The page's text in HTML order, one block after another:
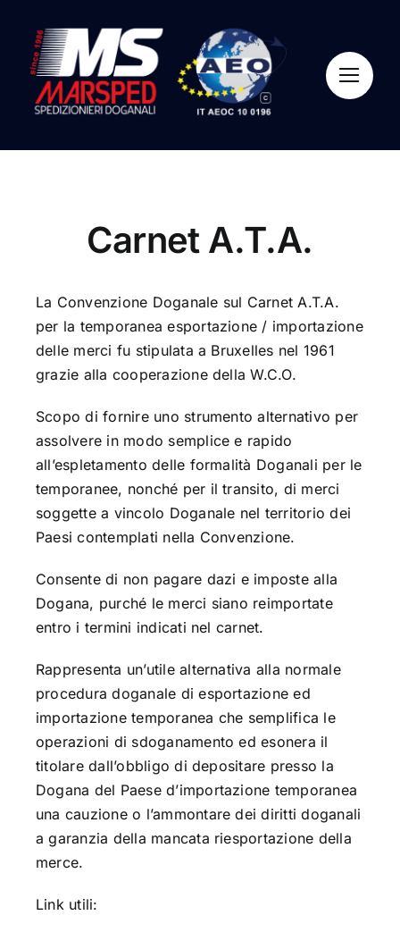
contenuto
Carnet A.T.A.
La Convenzione Doganale sul Carnet A.T.A.
per la temporanea esportazione / importazione
delle merci fu stipulata a Bruxelles nel 1961
grazie alla cooperazione della W.C.O.
Scopo di fornire uno strumento alternativo per
assolvere in modo semplice e rapido
all’espletamento delle formalità Doganali per le
temporanee, nonché per il transito, di merci
soggette a vincolo Doganale nel territorio dei
Paesi contemplati nella Convenzione.
Consente di non pagare dazi e imposte alla
Dogana, purché le merci siano reimportate
entro i termini indicati nel carnet.
Rappresenta un’utile alternativa alla normale
procedura doganale di esportazione ed
importazione temporanea che semplifica le
operazioni di sdoganamento ed esonera il
titolare dall’obbligo di depositare presso la
Dogana del Paese d’importazione temporanea
una cauzione o l’ammontare dei diritti doganali
a garanzia della mancata riesportazione della
merce.
Link utili: